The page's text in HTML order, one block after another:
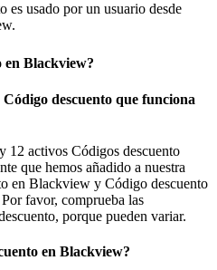
es usado por un usuario desde
en Blackview?
descuento que funciona
12 activos Códigos descuento
que hemos añadido a nuestra
en Blackview y Código descuento
favor, comprueba las
porque pueden variar.
en Blackview?